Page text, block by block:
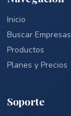
Inicio
Buscar Empresas
Productos
Planes y Precios
Soporte